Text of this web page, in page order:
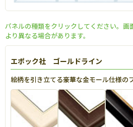
パネルの種類をクリックしてください。
より異なる場合があります。
エポック社 ゴールドライン
絵柄を引き立てる豪華な金モール仕様の